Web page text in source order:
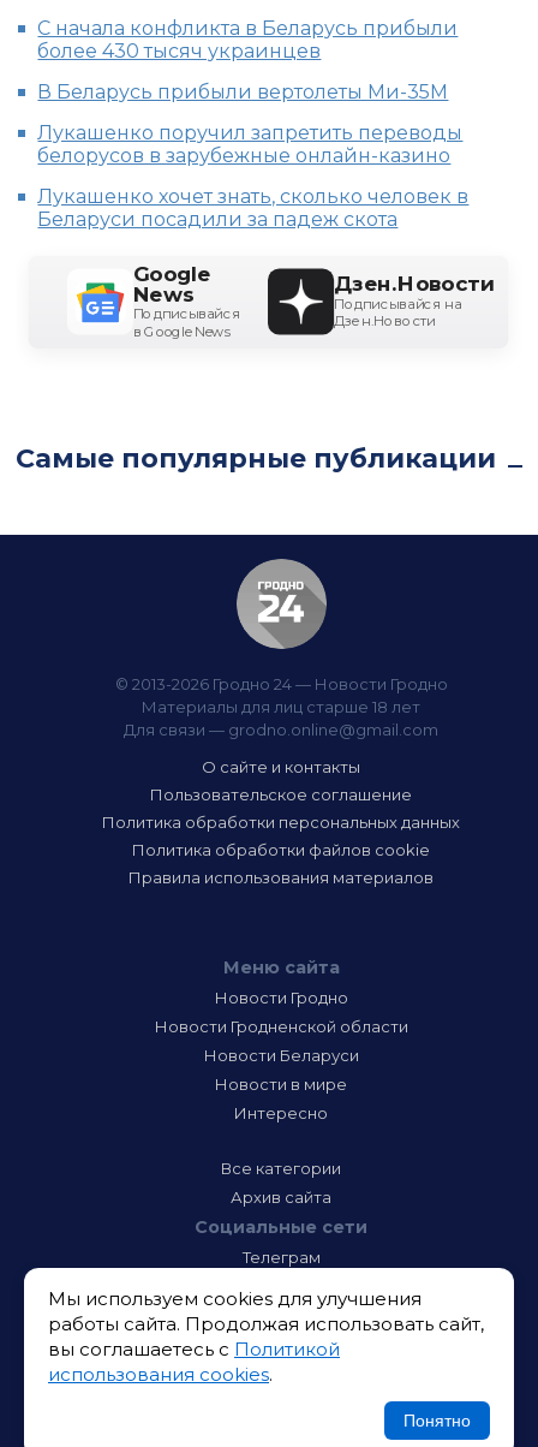
С начала конфликта в Беларусь прибыли
более 430 тысяч украинцев
В Беларусь прибыли вертолеты Ми-35М
Лукашенко поручил запретить переводы
белорусов в зарубежные онлайн-казино
Лукашенко хочет знать, сколько человек в
Беларуси посадили за падеж скота
Google
News
Подписывайся
в Google News
Дзен.Новости
Подписывайся на
Дзен.Новости
Самые популярные публикации
© 2013-2026 Гродно 24 — Новости Гродно
Материалы для лиц старше 18 лет
Для связи — grodno.online@gmail.com
О сайте и контакты
Пользовательское соглашение
Политика обработки персональных данных
Политика обработки файлов cookie
Правила использования материалов
Меню сайта
Новости Гродно
Новости Гродненской области
Новости Беларуси
Новости в мире
Интересно
Все категории
Архив сайта
Социальные сети
Телеграм
Инстаграм
Тик-Ток
Одноклассники
ВК
Мы используем cookies для улучшения
работы сайта. Продолжая использовать сайт,
вы соглашаетесь с Политикой
использования cookies.
Понятно